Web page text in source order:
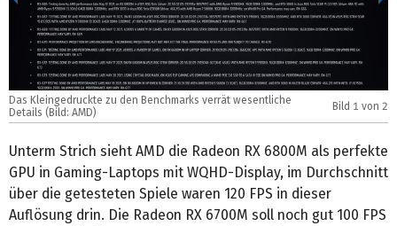
Das Kleingedruckte zu den Benchmarks verrät wesentliche
Details (Bild: AMD)
Bild 1 von 2
Unterm Strich sieht AMD die Radeon RX 6800M als perfekte
GPU in Gaming-Laptops mit WQHD-Display, im Durchschnitt
über die getesteten Spiele waren 120 FPS in dieser
Auflösung drin. Die Radeon RX 6700M soll noch gut 100 FPS